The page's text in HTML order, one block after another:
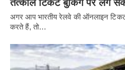
तत्काल टिकट बुकिंग पर लग
अगर आप भारतीय रेलवे की ऑनलाइन
करते हैं, तो…